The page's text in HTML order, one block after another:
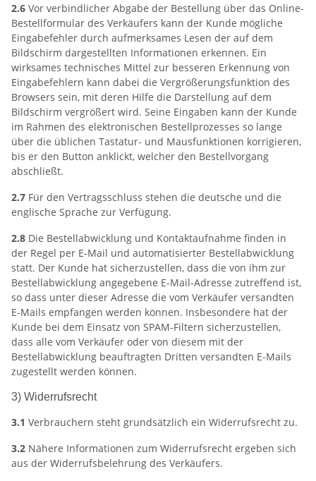
2.6 Vor verbindlicher Abgabe der Bestellung über das Online-
Bestellformular des Verkäufers kann der Kunde mögliche
Eingabefehler durch aufmerksames Lesen der auf dem
Bildschirm dargestellten Informationen erkennen. Ein
wirksames technisches Mittel zur besseren Erkennung von
Eingabefehlern kann dabei die Vergrößerungsfunktion des
Browsers sein, mit deren Hilfe die Darstellung auf dem
Bildschirm vergrößert wird. Seine Eingaben kann der Kunde
im Rahmen des elektronischen Bestellprozesses so lange
über die üblichen Tastatur- und Mausfunktionen korrigieren,
bis er den Button anklickt, welcher den Bestellvorgang
abschließt.
2.7 Für den Vertragsschluss stehen die deutsche und die
englische Sprache zur Verfügung.
2.8 Die Bestellabwicklung und Kontaktaufnahme finden in
der Regel per E-Mail und automatisierter Bestellabwicklung
statt. Der Kunde hat sicherzustellen, dass die von ihm zur
Bestellabwicklung angegebene E-Mail-Adresse zutreffend ist,
so dass unter dieser Adresse die vom Verkäufer versandten
E-Mails empfangen werden können. Insbesondere hat der
Kunde bei dem Einsatz von SPAM-Filtern sicherzustellen,
dass alle vom Verkäufer oder von diesem mit der
Bestellabwicklung beauftragten Dritten versandten E-Mails
zugestellt werden können.
3) Widerrufsrecht
3.1 Verbrauchern steht grundsätzlich ein Widerrufsrecht zu.
3.2 Nähere Informationen zum Widerrufsrecht ergeben sich
aus der Widerrufsbelehrung des Verkäufers.